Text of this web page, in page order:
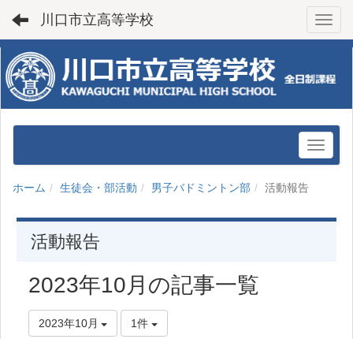
川口市立高等学校
ホーム 生徒会・部活動 男子バドミントン部 活動報告
活動報告
2023年10月の記事一覧
2023年10月 1件